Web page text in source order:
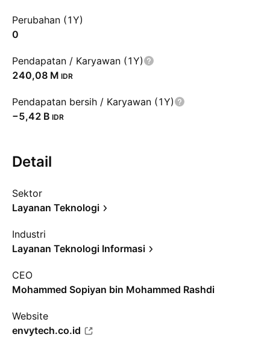
Perubahan (1Y)
0
Pendapatan / Karyawan (1Y)
‪240,08 M‬ IDR
Pendapatan bersih / Karyawan (1Y)
‪−5,42 B‬ IDR
Detail
Sektor
Layanan Teknologi
Industri
Layanan Teknologi Informasi
CEO
Mohammed Sopiyan bin Mohammed Rashdi
Website
envytech.co.id